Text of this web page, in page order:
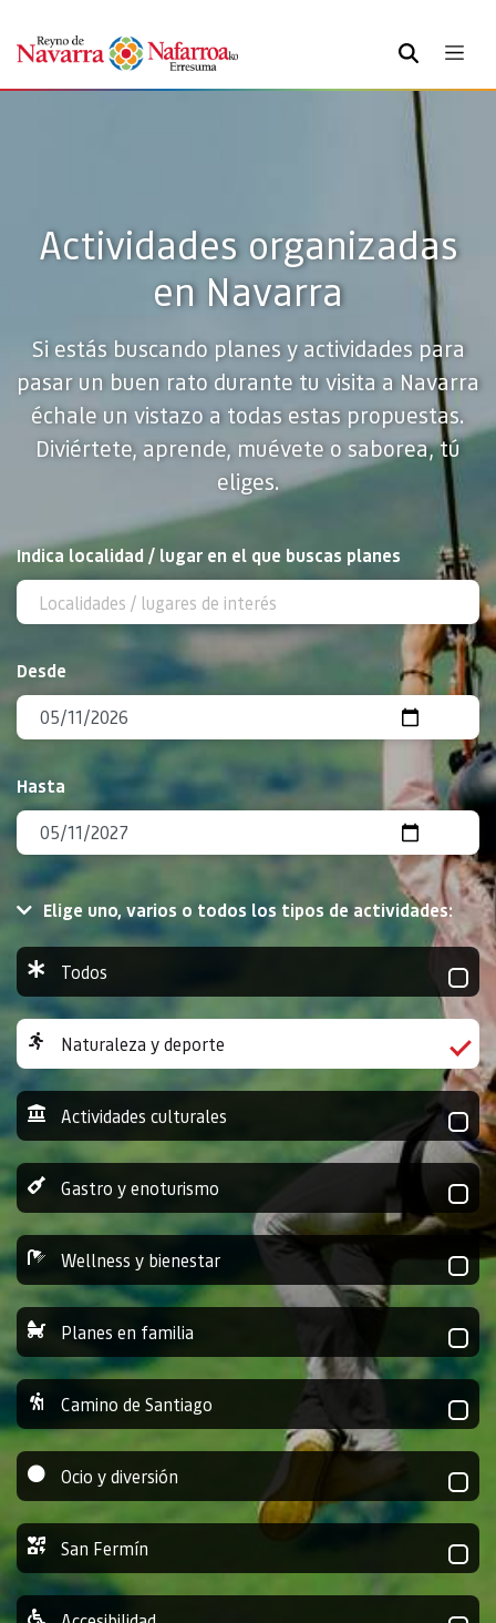
BUSCAR
Actividades organizadas
en Navarra
Si estás buscando planes y actividades para
pasar un buen rato durante tu visita a Navarra
échale un vistazo a todas estas propuestas.
Diviértete, aprende, muévete o saborea, tú
eliges.
BUSCAR
Indica localidad / lugar en el que buscas planes
Desde
Hasta
Elige uno, varios o todos los tipos de actividades:
Todos
Naturaleza y deporte
Actividades culturales
Gastro y enoturismo
Wellness y bienestar
Planes en familia
Camino de Santiago
Ocio y diversión
San Fermín